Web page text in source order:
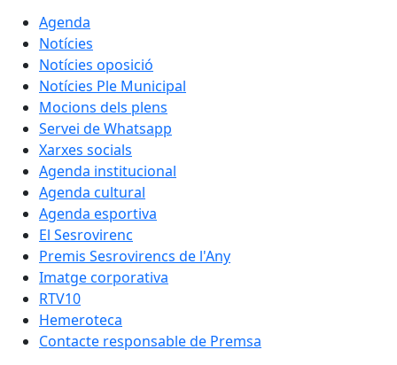
Agenda
Notícies
Notícies oposició
Notícies Ple Municipal
Mocions dels plens
Servei de Whatsapp
Xarxes socials
Agenda institucional
Agenda cultural
Agenda esportiva
El Sesrovirenc
Premis Sesrovirencs de l'Any
Imatge corporativa
RTV10
Hemeroteca
Contacte responsable de Premsa